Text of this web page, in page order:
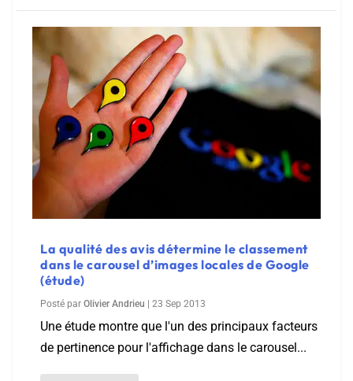
La qualité des avis détermine le classement
dans le carousel d’images locales de Google
(étude)
Posté par Olivier Andrieu 23 Sep 2013
Une étude montre que l'un des principaux facteurs
de pertinence pour l'affichage dans le carousel...